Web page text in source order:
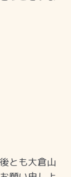
とも大倉山